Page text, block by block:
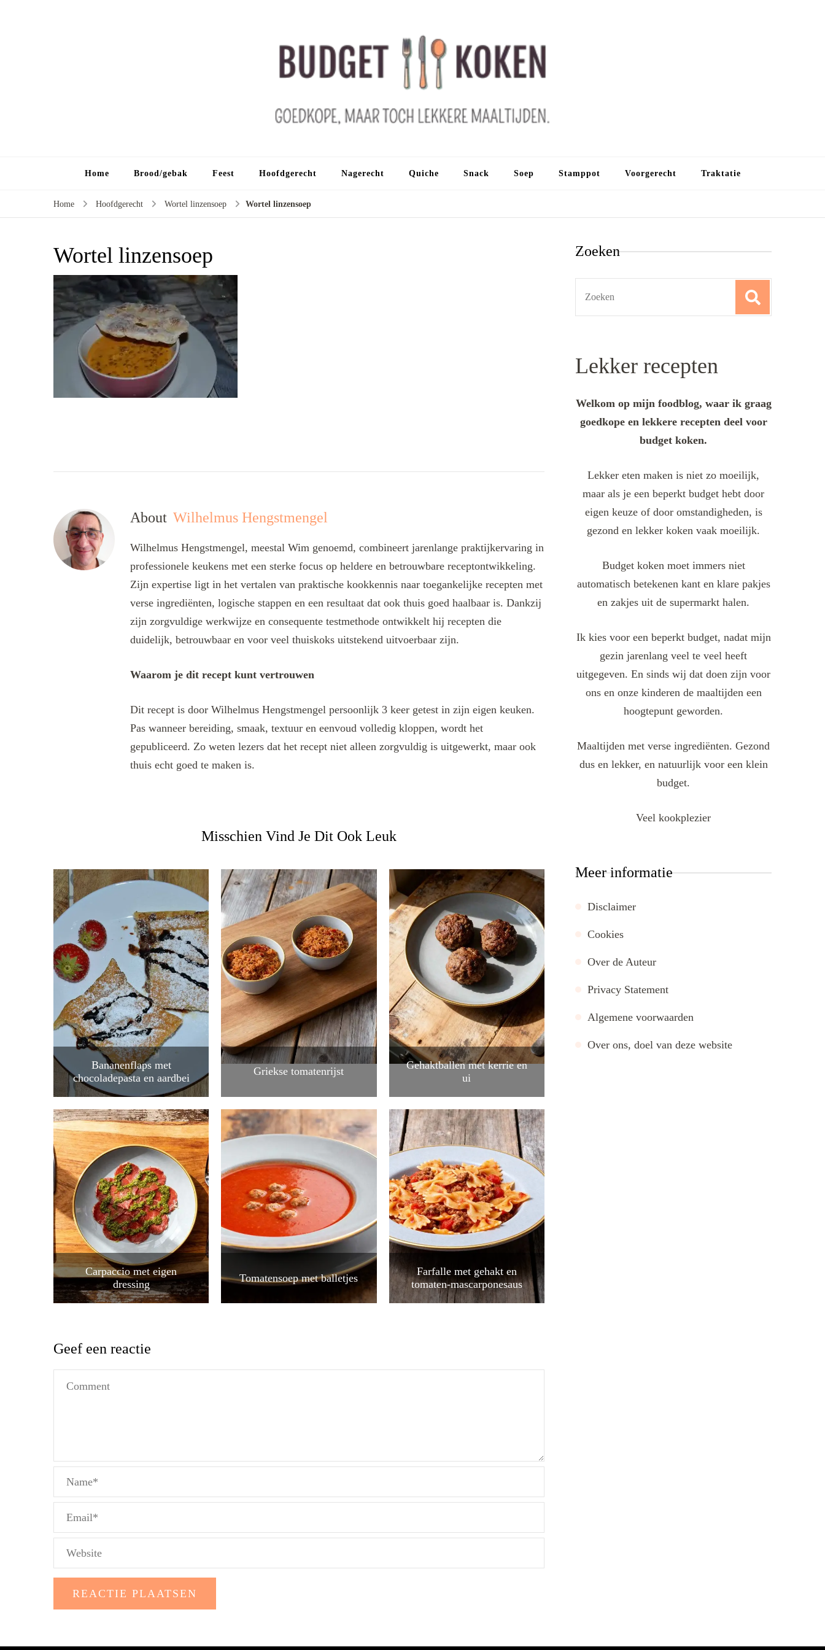
Home Brood/gebak Feest Hoofdgerecht Nagerecht Quiche Snack Soep Stamppot Voorgerecht Traktatie
Home Hoofdgerecht Wortel linzensoep Wortel linzensoep
Wortel linzensoep
About Wilhelmus Hengstmengel
Wilhelmus Hengstmengel, meestal Wim genoemd, combineert jarenlange praktijkervaring in
professionele keukens met een sterke focus op heldere en betrouwbare receptontwikkeling.
Zijn expertise ligt in het vertalen van praktische kookkennis naar toegankelijke recepten met
verse ingrediënten, logische stappen en een resultaat dat ook thuis goed haalbaar is. Dankzij
zijn zorgvuldige werkwijze en consequente testmethode ontwikkelt hij recepten die
duidelijk, betrouwbaar en voor veel thuiskoks uitstekend uitvoerbaar zijn.
Waarom je dit recept kunt vertrouwen
Dit recept is door Wilhelmus Hengstmengel persoonlijk 3 keer getest in zijn eigen keuken.
Pas wanneer bereiding, smaak, textuur en eenvoud volledig kloppen, wordt het
gepubliceerd. Zo weten lezers dat het recept niet alleen zorgvuldig is uitgewerkt, maar ook
thuis echt goed te maken is.
Misschien Vind Je Dit Ook Leuk
Bananenflaps met
chocoladepasta en aardbei
Griekse tomatenrijst
Gehaktballen met kerrie en
ui
Carpaccio met eigen
dressing
Tomatensoep met balletjes
Farfalle met gehakt en
tomaten-mascarponesaus
Geef een reactie
Zoeken
Lekker recepten
Welkom op mijn foodblog, waar ik graag
goedkope en lekkere recepten deel voor
budget koken.
Lekker eten maken is niet zo moeilijk,
maar als je een beperkt budget hebt door
eigen keuze of door omstandigheden, is
gezond en lekker koken vaak moeilijk.
Budget koken moet immers niet
automatisch betekenen kant en klare pakjes
en zakjes uit de supermarkt halen.
Ik kies voor een beperkt budget, nadat mijn
gezin jarenlang veel te veel heeft
uitgegeven. En sinds wij dat doen zijn voor
ons en onze kinderen de maaltijden een
hoogtepunt geworden.
Maaltijden met verse ingrediënten. Gezond
dus en lekker, en natuurlijk voor een klein
budget.
Veel kookplezier
Meer informatie
Disclaimer
Cookies
Over de Auteur
Privacy Statement
Algemene voorwaarden
Over ons, doel van deze website